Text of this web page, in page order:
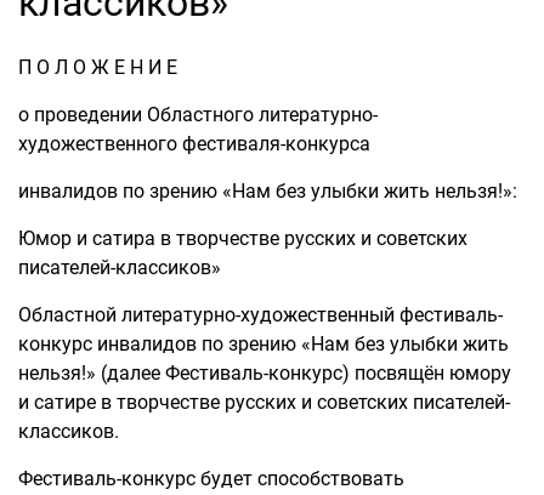
П О Л О Ж Е Н И Е
о проведении Областного литературно-
художественного фестиваля-конкурса
инвалидов по зрению «Нам без улыбки жить нельзя!»:
Юмор и сатира в творчестве русских и советских
писателей-классиков»
Областной литературно-художественный фестиваль-
конкурс инвалидов по зрению «Нам без улыбки жить
нельзя!» (далее Фестиваль-конкурс) посвящён юмору
и сатире в творчестве русских и советских писателей-
классиков.
Фестиваль-конкурс будет способствовать